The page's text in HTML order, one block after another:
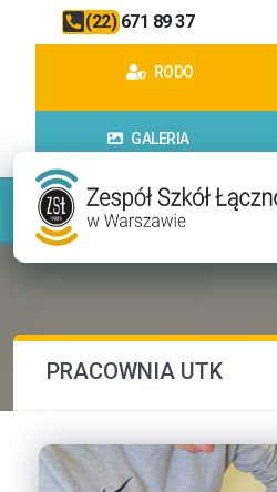
(22) 671 89 37
RODO
GALERIA
PRACOWNIA UTK